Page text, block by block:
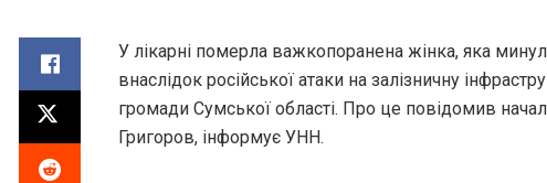
У лікарні померла важкопоранена жінка, яка
внаслідок російської атаки на залізничну
громади Сумської області. Про це повідомив
Григоров, інформує УНН.